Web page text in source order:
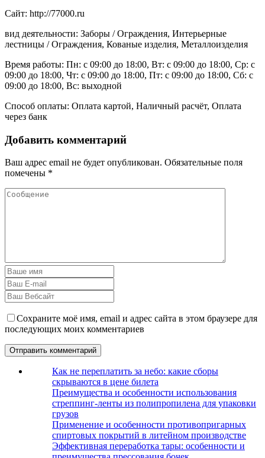
Сайт: http://77000.ru
вид деятельности: Заборы / Ограждения, Интерьерные
лестницы / Ограждения, Кованые изделия, Металлоизделия
Время работы: Пн: с 09:00 до 18:00, Вт: с 09:00 до 18:00, Ср: с
09:00 до 18:00, Чт: с 09:00 до 18:00, Пт: с 09:00 до 18:00, Сб: с
09:00 до 18:00, Вс: выходной
Способ оплаты: Оплата картой, Наличный расчёт, Оплата
через банк
Добавить комментарий
Ваш адрес email не будет опубликован. Обязательные поля
помечены *
Сохраните моё имя, email и адрес сайта в этом браузере для
последующих моих комментариев
Как не переплатить за небо: какие сборы
скрываются в цене билета
Преимущества и особенности использования
стреппинг-ленты из полипропилена для упаковки
грузов
Применение и особенности противопригарных
спиртовых покрытий в литейном производстве
Эффективная переработка тары: особенности и